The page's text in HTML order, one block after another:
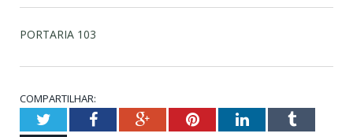
PORTARIA 103
COMPARTILHAR:
TwitterFacebookGoogle+PinterestLinkedInTumblr